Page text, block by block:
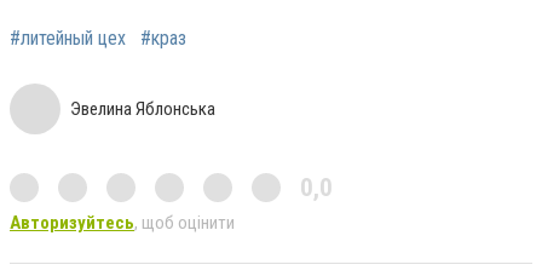
#литейный цех #краз
Эвелина Яблонська
0,0
Авторизуйтесь, щоб оцінити